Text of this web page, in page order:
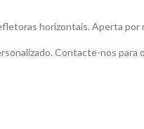
horizontais. Aperta por
Contacte-nos